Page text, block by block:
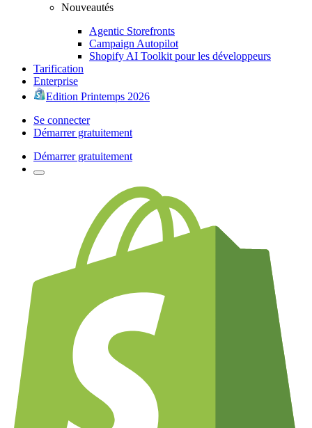
Nouveautés
Agentic Storefronts
Campaign Autopilot
Shopify AI Toolkit pour les développeurs
Tarification
Enterprise
Edition Printemps 2026
Se connecter
Démarrer gratuitement
Démarrer gratuitement